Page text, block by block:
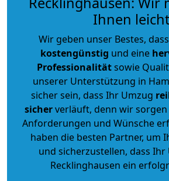
Ihnen leicht
Wir geben unser Bestes,
kostengünstig und eine
Professionalitätsowie
unserer Unterstützung in
sicher sein, dass Ihr Umzug
sicherverläuft, denn wir sorgen
Anforderungen und Wünsche
haben die besten Partner, um
und sicherzustellen, dass Ihr
Recklinghausen ein